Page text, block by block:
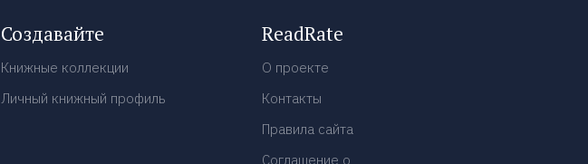
Создавайте
Книжные коллекции
Личный книжный профиль
ReadRate
О проекте
Контакты
Правила сайта
Соглашение о